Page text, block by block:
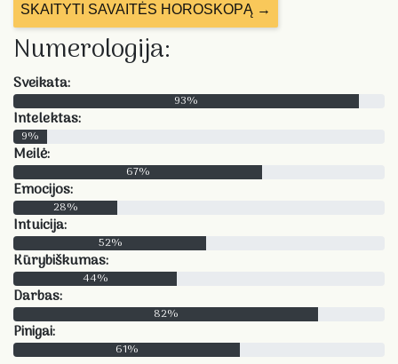
SKAITYTI SAVAITĖS HOROSKOPĄ →
Numerologija:
Sveikata:
93%
Intelektas:
9%
Meilė:
67%
Emocijos:
28%
Intuicija:
52%
Kūrybiškumas:
44%
Darbas:
82%
Pinigai:
61%